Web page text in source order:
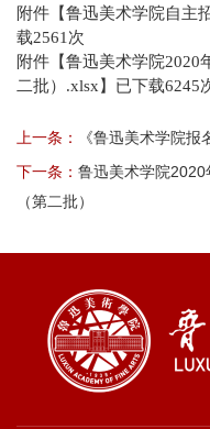
附件【鲁迅美术学院自主
载2561次
附件【鲁迅美术学院2020
二批）.xlsx】已下载6245
上一条： 《鲁迅美术学院
下一条： 鲁迅美术学院
（第二批）